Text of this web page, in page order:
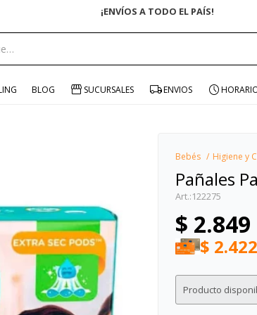
ENVÍO GRATIS EN COMPRAS +$1500 CON CUPÓN
BLOG SUCURSALES ENVIOS
Bebés Higiene y
Pañales
122275
$ 2.849
$ 2.422
Producto